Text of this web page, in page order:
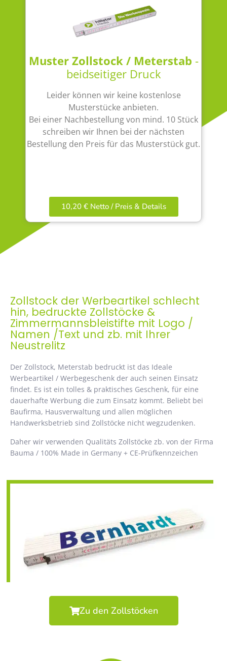
Muster Zollstock / Meterstab -
beidseitiger Druck
Leider können wir keine kostenlose
Musterstücke anbieten.
Bei einer Nachbestellung von mind. 10 Stück
schreiben wir Ihnen bei der nächsten
Bestellung den Preis für das Musterstück gut.
10,20 € Netto / Preis & Details
Zollstock der Werbeartikel schlecht
hin, bedruckte Zollstöcke &
Zimmermannsbleistifte mit Logo /
Namen /Text und zb. mit Ihrer
Neustrelitz
Der Zollstock, Meterstab bedruckt ist das Ideale
Werbeartikel / Werbegeschenk der auch seinen Einsatz
findet. Es ist ein tolles & praktisches Geschenk, für eine
dauerhafte Werbung die zum Einsatz kommt. Beliebt bei
Baufirma, Hausverwaltung und allen möglichen
Handwerksbetrieb sind Zollstöcke nicht wegzudenken.
Daher wir verwenden Qualitäts Zollstöcke zb. von der Firma
Bauma / 100% Made in Germany + CE-Prüfkennzeichen
Zu den Zollstöcken